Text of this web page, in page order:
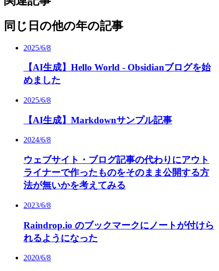
同じ日の他の年の記事
2025/6/8
【AI生成】Hello World - Obsidianブログを始
めました
2025/6/8
【AI生成】Markdownサンプル記事
2024/6/8
ウェブサイト・ブログ記事の代わりにアウト
ライナーで作ったものをそのまま公開する方
法が無いかを考えてみる
2023/6/8
Raindrop.io のブックマークにノートが付けら
れるようになった
2020/6/8